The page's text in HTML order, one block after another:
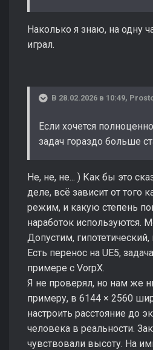
Наколько я знаю, на одну
играл.
В 28.02.2026 в 10:49,
Если хочется
задач гораздо больше
Не, не, не... ) Как бы это
деле, всё зависит от того
режим, и какую степень
наработок используются.
Допустим,
Есть перенос на UE5,
примере с VorpX.
Я не проверял, но нам же
примеру, в 6144 × 2560
настроить расстояние до
человека в реальности.
чувствовали высоту. На